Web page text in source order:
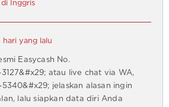
Inggris
hari yang lalu
Easycash No.
3127&#x29; atau live chat via WA,
jelaskan alasan ingin
lalu siapkan data diri Anda